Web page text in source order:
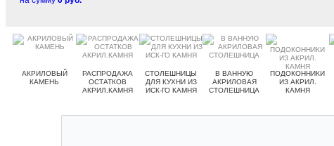
АКРИЛОВЫЙ
КАМЕНЬ
РАСПРОДАЖА
ОСТАТКОВ
АКРИЛ.КАМНЯ
СТОЛЕШНИЦЫ
ДЛЯ КУХНИ ИЗ
ИСК-ГО КАМНЯ
В ВАННУЮ
АКРИЛОВАЯ
СТОЛЕШНИЦА
ПОДОКОННИКИ
ИЗ АКРИЛ.
КАМНЯ